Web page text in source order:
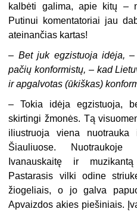
kalbėti galima, apie kitų –
Putinui komentatoriai jau
ateinančias kartas!
– Bet juk egzistuoja idėja,
pačių konformistų, – kad
ir apgalvotas (ūkiškas)
– Tokia idėja egzistuoja,
skirtingi žmonės. Tą
iliustruoja viena
Šiauliuose.
Ivanauskaitę ir
Pastarasis vilki odine
žiogeliais, o jo galva
Apvaizdos akies piešiniais.